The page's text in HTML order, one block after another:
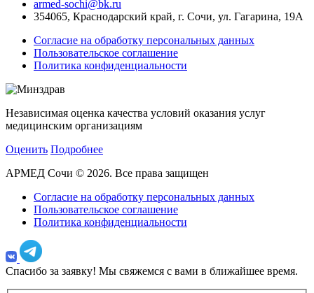
armed-sochi@bk.ru
354065, Краснодарский край, г. Сочи, ул. Гагарина, 19А
Согласие на обработку персональных данных
Пользовательское соглашение
Политика конфиденциальности
Независимая оценка качества условий оказания услуг
медицинским организациям
Оценить Подробнее
АРМЕД Сочи © 2026. Все права защищен
Согласие на обработку персональных данных
Пользовательское соглашение
Политика конфиденциальности
Спасибо за заявку! Мы свяжемся с вами в ближайшее время.